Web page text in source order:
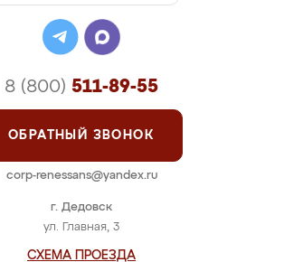
г. Дедовск
ул. Главная, 3
СХЕМА ПРОЕЗДА
8 (800) 511-89-55
ОБРАТНЫЙ ЗВОНОК
corp-renessans@yandex.ru